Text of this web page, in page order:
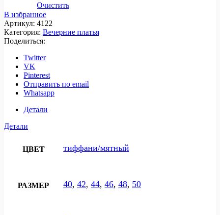
Очистить
В избранное
Артикул: 4122
Категория: Вечерние платья
Поделиться:
Twitter
VK
Pinterest
Отправить по email
Whatsapp
Детали
Детали
ЦВЕТ тиффани/мятный
РАЗМЕР 40, 42, 44, 46, 48, 50